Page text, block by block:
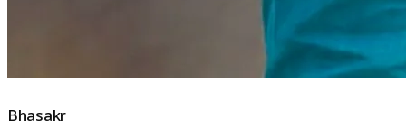
Bhasakr